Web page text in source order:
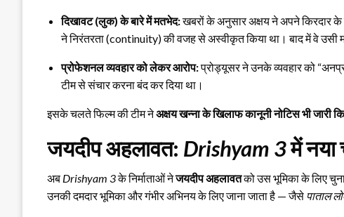
दिखावट (लुक) के बारे में मतभेद:खबरों के अनुसार अक्षय ने अपने किरदार के
ने निरंतरता (continuity) की वजह से अस्वीकृत किया था। बाद में वे उसी
प्रोफेशनल व्यवहार को लेकर आरोप:प्रोड्यूसर ने उनके व्यवहार को
टीम से संचार करना बंद कर दिया था।
इसके चलते फिल्म की टीम नेअक्षय खन्ना के खिलाफ कानूनी नोटिस भी जारी
जयदीप अहलावत: Drishyam 3में नया
अब Drishyam 3के निर्माताओं नेजयदीप अहलावतको उस भूमिका के लिए
उनकी दमदार भूमिका और गंभीर अभिनय के लिए जाना जाता है — जैसे पाताल